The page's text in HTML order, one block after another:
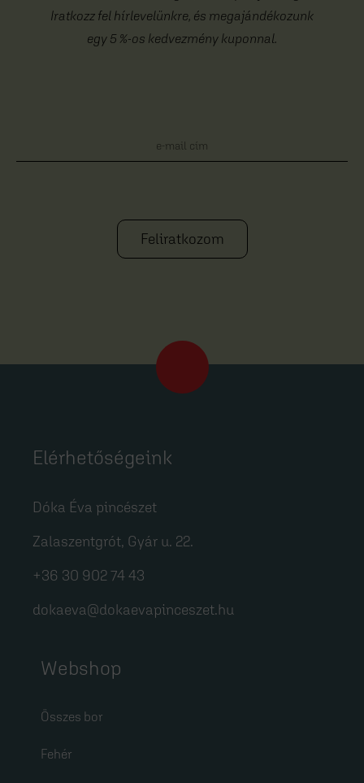
Iratkozz fel hírlevelünkre, és megajándékozunk
egy 5 %-os kedvezmény kuponnal.
Feliratkozom
Elérhetőségeink
Dóka Éva pincészet
Zalaszentgrót, Gyár u. 22.
+36 30 902 74 43
dokaeva@dokaevapinceszet.hu
Webshop
Összes bor
Fehér